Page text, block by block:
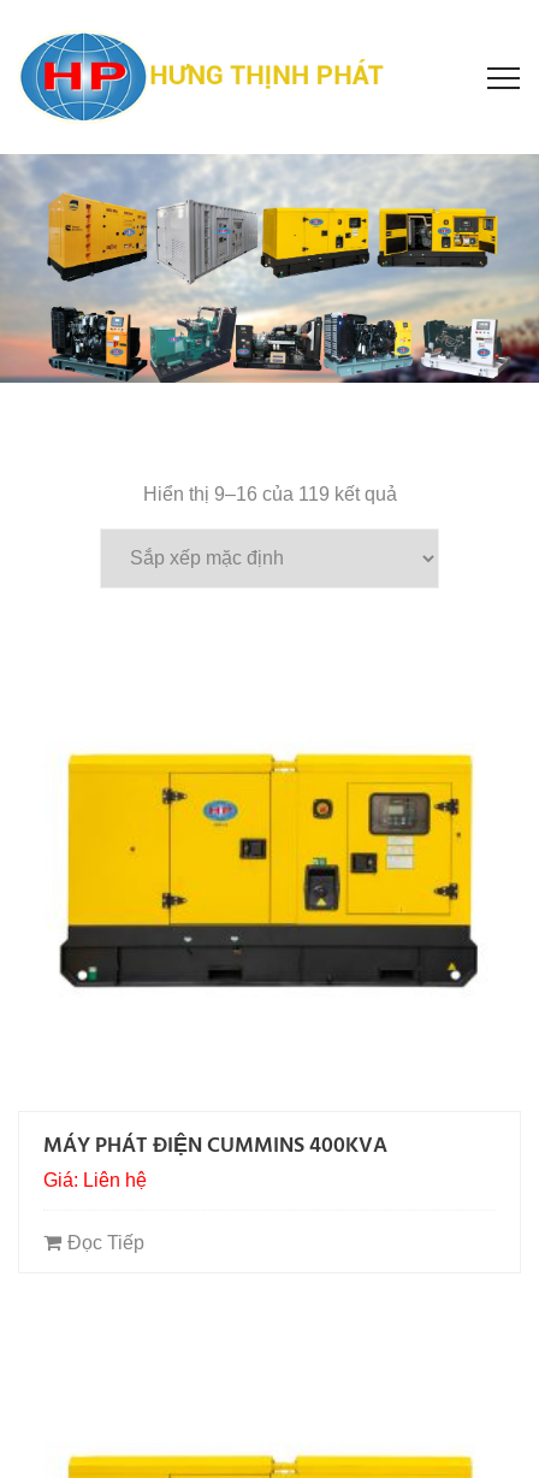
Hiển thị 9–16 của 119 kết quả
MÁY PHÁT ĐIỆN CUMMINS 400KVA
Giá: Liên hệ
Đọc Tiếp